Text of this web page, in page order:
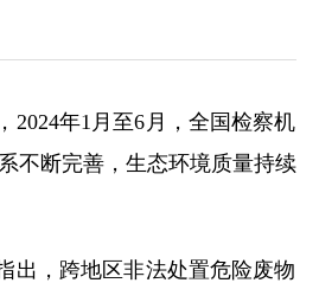
年1月至6月，全国检察机
不断完善，生态环境质量持续
，跨地区非法处置危险废物